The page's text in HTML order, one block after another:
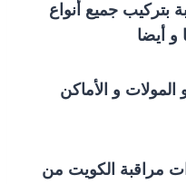
بتركيب جميع أنواع
و أيضا
المولات و الأماكن
مراقبة الكويت من